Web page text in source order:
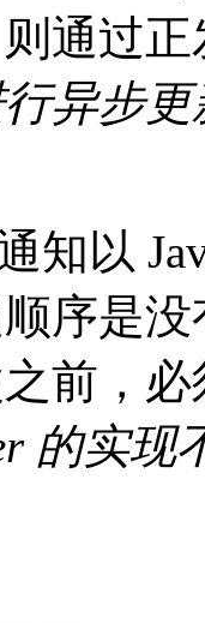
通过
异步
知以
序是
前，
的实